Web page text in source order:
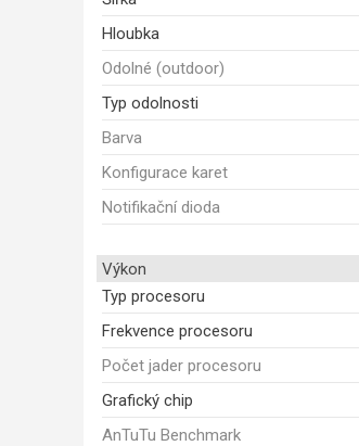
Hloubka
Odolné (outdoor)
Typ odolnosti
Barva
Konfigurace karet
Notifikační dioda
Výkon
Typ procesoru
Frekvence procesoru
Počet jader procesoru
Grafický chip
AnTuTu Benchmark